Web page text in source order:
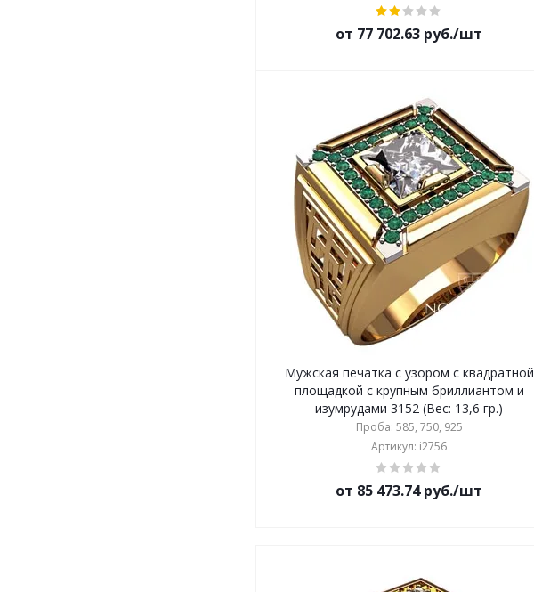
от 77 702.63 руб./шт
Мужская печатка с узором с квадратной
площадкой с крупным бриллиантом и
изумрудами 3152 (Вес: 13,6 гр.)
Проба: 585, 750, 925
Артикул: i2756
от 85 473.74 руб./шт